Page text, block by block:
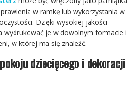
w ramkę lub wykorzystania w
Dzięki wysokiej jakości
wydrukować je w dowolnym formacie i
w której ma się znaleźć.
dziecięcego i dekoracji